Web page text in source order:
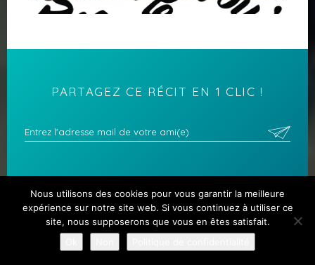
PARTAGEZ CE RÉCIT EN 1 CLIC !
Facebook
TwitterPinterest
Nous utilisons des cookies pour vous garantir la meilleure
expérience sur notre site web. Si vous continuez à utiliser ce
site, nous supposerons que vous en êtes satisfait.